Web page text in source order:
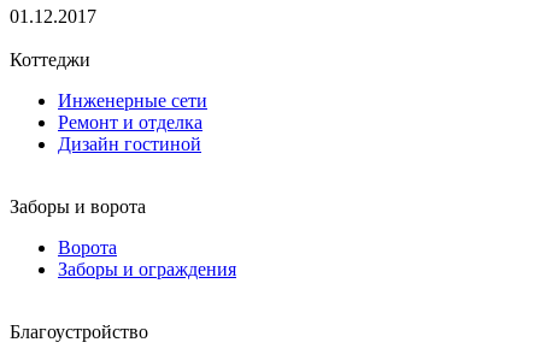
01.12.2017
Коттеджи
Инженерные сети
Ремонт и отделка
Дизайн гостиной
Заборы и ворота
Ворота
Заборы и ограждения
Благоустройство